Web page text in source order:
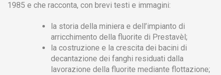
1985 e che racconta, con brevi testi e immagini:
la storia della miniera e dell’impianto di
arricchimento della fluorite di Prestavèl;
la costruzione e la crescita dei bacini di
decantazione dei fanghi residuati dalla
lavorazione della fluorite mediante flottazione;